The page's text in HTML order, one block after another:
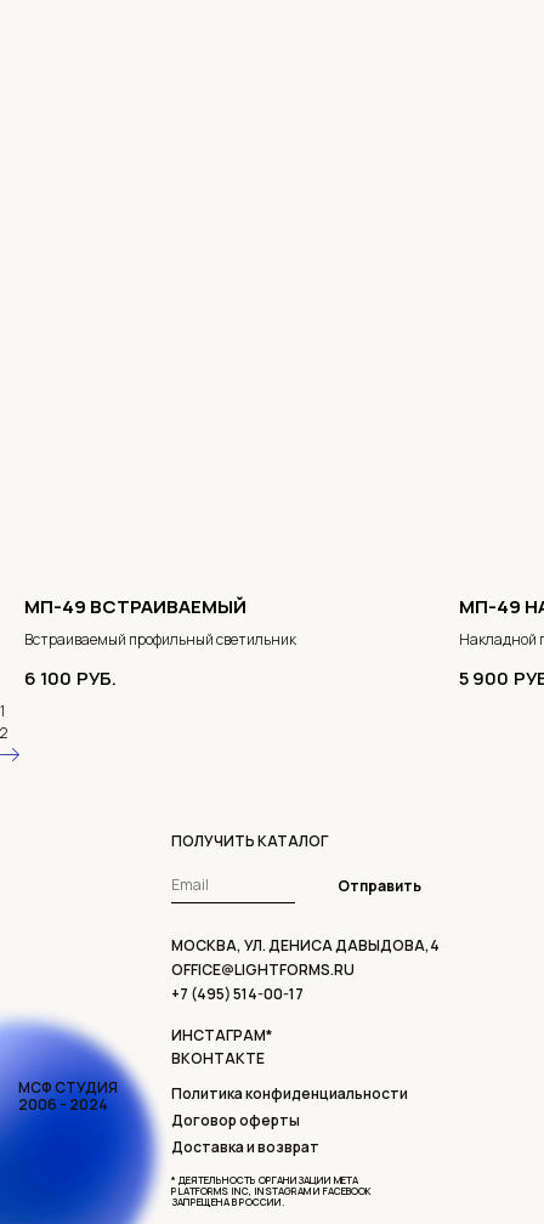
МП-49 ВСТРАИВАЕМЫЙ
Встраиваемый профильный светильник
6 100 РУБ.
МП-49
Накладной
5 900
1
2
МСФ СТУДИЯ
2006 - 2024
МОСКВА, УЛ. ДЕНИСА ДАВЫДОВА,4
ПОЛУЧИТЬ КАТАЛОГ
ИНСТАГРАМ*
ВКОНТАКТЕ
+7 (495) 514-00-17
OFFICE@LIGHTFORMS.RU
Отправить
* ДЕЯТЕЛЬНОСТЬ ОРГАНИЗАЦИИ META
PLATFORMS INC, INSTAGRAM И FACEBOOK
ЗАПРЕЩЕНА В РОССИИ.
Политика конфиденциальности
Договор оферты
Доставка и возврат